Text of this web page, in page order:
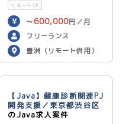
リモートOK
〜 600,000円／月
フリーランス
豊洲（リモート併用）
【Java】健康診断関連PJ
開発支援／東京都渋谷区
のJava求人案件